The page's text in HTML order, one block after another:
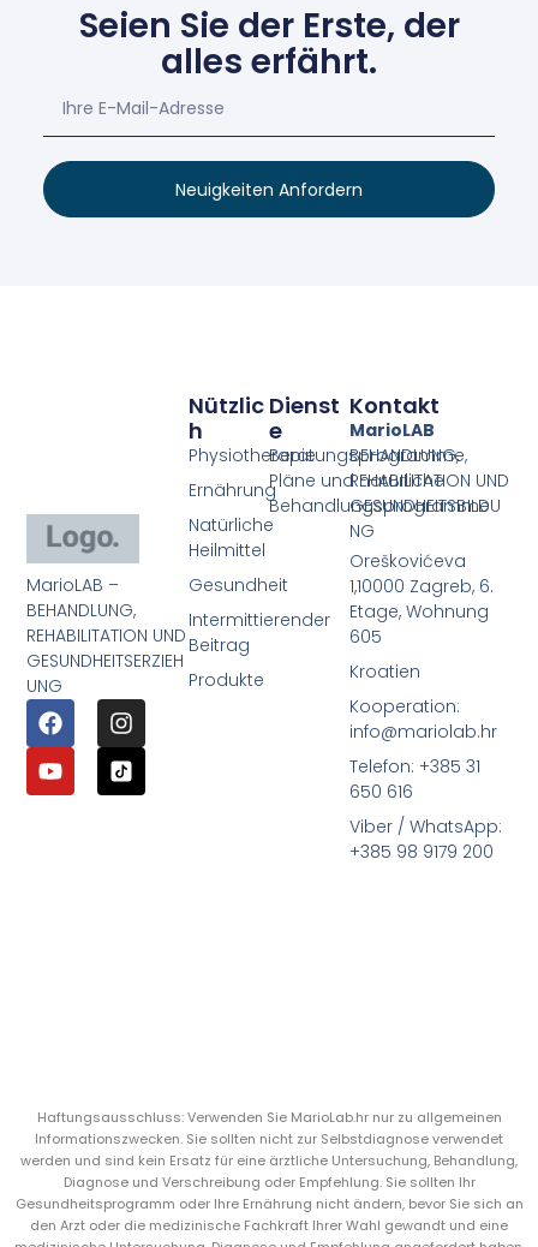
Seien Sie der Erste, der
alles erfährt.
Neuigkeiten Anfordern
MarioLAB –
BEHANDLUNG,
REHABILITATION UND
GESUNDHEITSERZIEH
UNG
Dienst
E
Beratungsprogramme,
Pläne und natürliche
Behandlungsprogramme
Nützlic
H
Physiotherapie
Ernährung
Natürliche
Heilmittel
Gesundheit
Intermittierender
Beitrag
Produkte
Kontakt
MarioLAB
BEHANDLUNG,
REHABILITATION UND
GESUNDHEITSBILDU
NG
Oreškovićeva
1,10000 Zagreb, 6.
Etage, Wohnung
605
Kroatien
Kooperation:
info@mariolab.hr
Telefon: +385 31
650 616
Viber / WhatsApp:
+385 98 9179 200
Haftungsausschluss: Verwenden Sie MarioLab.hr nur zu allgemeinen
Informationszwecken. Sie sollten nicht zur Selbstdiagnose verwendet
werden und sind kein Ersatz für eine ärztliche Untersuchung, Behandlung,
Diagnose und Verschreibung oder Empfehlung. Sie sollten Ihr
Gesundheitsprogramm oder Ihre Ernährung nicht ändern, bevor Sie sich an
den Arzt oder die medizinische Fachkraft Ihrer Wahl gewandt und eine